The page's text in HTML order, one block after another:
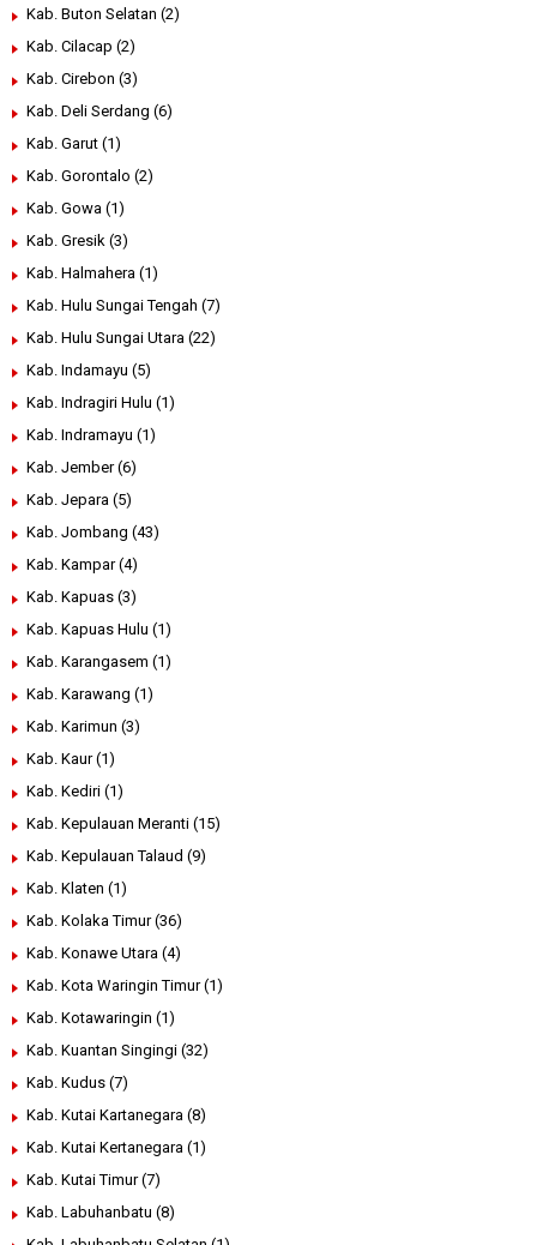
Kab. Buton Selatan (2)
Kab. Cilacap (2)
Kab. Cirebon (3)
Kab. Deli Serdang (6)
Kab. Garut (1)
Kab. Gorontalo (2)
Kab. Gowa (1)
Kab. Gresik (3)
Kab. Halmahera (1)
Kab. Hulu Sungai Tengah (7)
Kab. Hulu Sungai Utara (22)
Kab. Indamayu (5)
Kab. Indragiri Hulu (1)
Kab. Indramayu (1)
Kab. Jember (6)
Kab. Jepara (5)
Kab. Jombang (43)
Kab. Kampar (4)
Kab. Kapuas (3)
Kab. Kapuas Hulu (1)
Kab. Karangasem (1)
Kab. Karawang (1)
Kab. Karimun (3)
Kab. Kaur (1)
Kab. Kediri (1)
Kab. Kepulauan Meranti (15)
Kab. Kepulauan Talaud (9)
Kab. Klaten (1)
Kab. Kolaka Timur (36)
Kab. Konawe Utara (4)
Kab. Kota Waringin Timur (1)
Kab. Kotawaringin (1)
Kab. Kuantan Singingi (32)
Kab. Kudus (7)
Kab. Kutai Kartanegara (8)
Kab. Kutai Kertanegara (1)
Kab. Kutai Timur (7)
Kab. Labuhanbatu (8)